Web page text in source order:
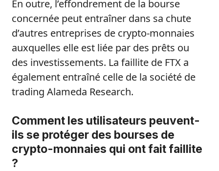
En outre, l’effondrement de la bourse
concernée peut entraîner dans sa chute
d’autres entreprises de crypto-monnaies
auxquelles elle est liée par des prêts ou
des investissements. La faillite de FTX a
également entraîné celle de la société de
trading Alameda Research.
Comment les utilisateurs peuvent-
ils se protéger des bourses de
crypto-monnaies qui ont fait faillite
?